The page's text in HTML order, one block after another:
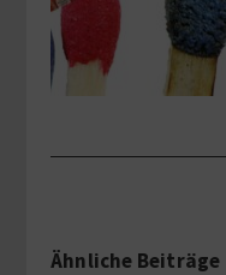
Ähnliche Beiträge